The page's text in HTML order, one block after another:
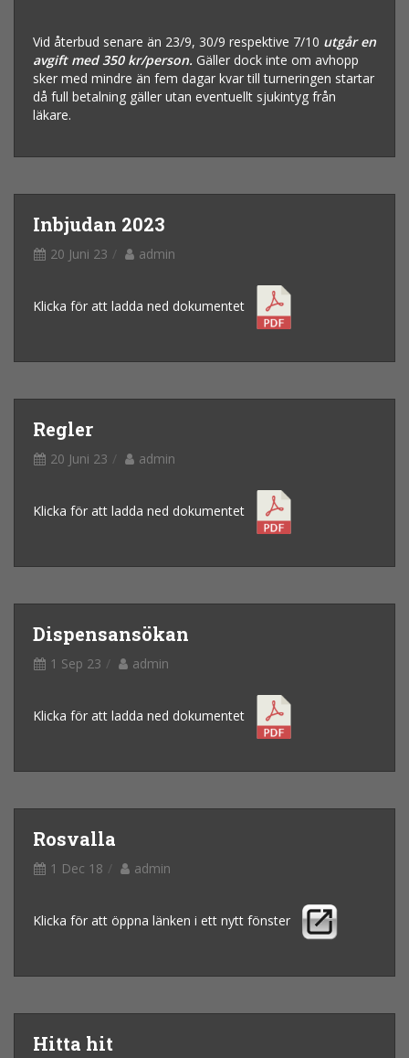
Vid återbud senare än 23/9, 30/9 respektive 7/10 utgår en
avgift med 350 kr/person. Gäller dock inte om avhopp
sker med mindre än fem dagar kvar till turneringen startar
då full betalning gäller utan eventuellt sjukintyg från
läkare.
Inbjudan 2023
20 Juni 23 admin
Klicka för att ladda ned dokumentet
Regler
20 Juni 23 admin
Klicka för att ladda ned dokumentet
Dispensansökan
1 Sep 23 admin
Klicka för att ladda ned dokumentet
Rosvalla
1 Dec 18 admin
Klicka för att öppna länken i ett nytt fönster
Hitta hit